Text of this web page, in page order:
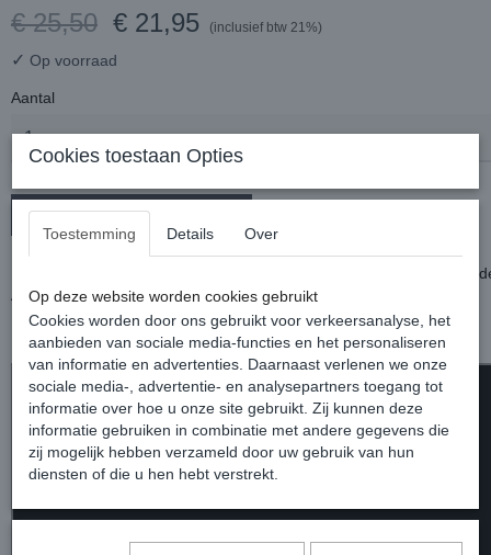
€ 25,50 € 21,95 (inclusief btw 21%)
✓ Op voorraad
Aantal
In winkelwagen
De Bucas Rug Conditioner herstelt de waterafstotende laag van de
Alleen spuiten aan de buitenkant van een schone deken.
De spuitbus buiten of in een goed geventileerde ruimte gebruiken.
Inhoud: 500ml
Cookies toestaan Opties
Toestemming Details Over
Op deze website worden cookies gebruikt
Cookies worden door ons gebruikt voor verkeersanalyse, het
aanbieden van sociale media-functies en het personaliseren
van informatie en advertenties. Daarnaast verlenen we onze
sociale media-, advertentie- en analysepartners toegang tot
informatie over hoe u onze site gebruikt. Zij kunnen deze
informatie gebruiken in combinatie met andere gegevens die
zij mogelijk hebben verzameld door uw gebruik van hun
diensten of die u hen hebt verstrekt.